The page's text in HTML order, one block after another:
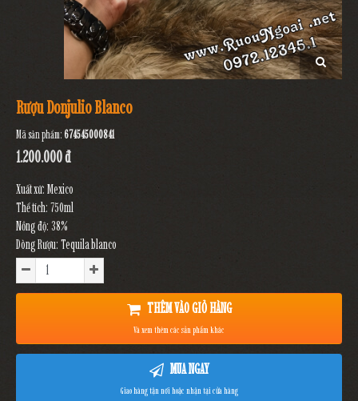
Rượu Donjulio Blanco
Mã sản phẩm: 674545000841
1.200.000 đ
Xuất xứ: Mexico
Thể tích: 750ml
Nồng độ: 38%
Dòng Rượu: Tequila blanco
THÊM VÀO GIỎ HÀNG
Và xem thêm các sản phẩm khác
MUA NGAY
Giao hàng tận nơi hoặc nhận tại cửa hàng